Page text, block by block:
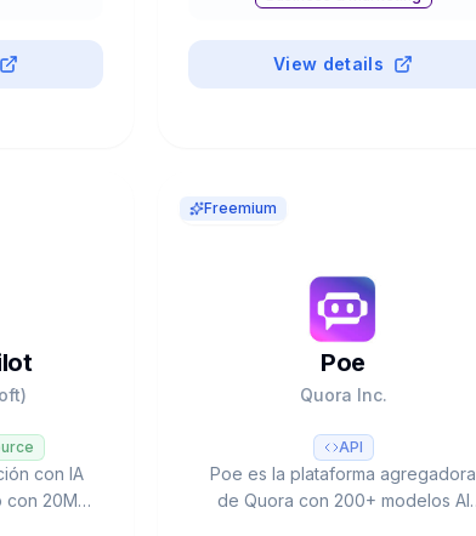
View details
con IA
con 20M+
Freemium
Poe
Quora Inc.
API
Poe es la plataforma agregadora
de Quora con 200+ modelos AI